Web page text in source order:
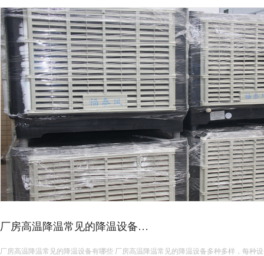
皮革车间降温措施有哪些？
皮革车间使用蒸发冷空调的降温措施及相关要点如下： 设备选型 根据面积：如果车间面积较小，如 200 平方